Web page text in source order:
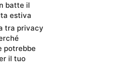
batte il
estiva
tra privacy
potrebbe
il tuo